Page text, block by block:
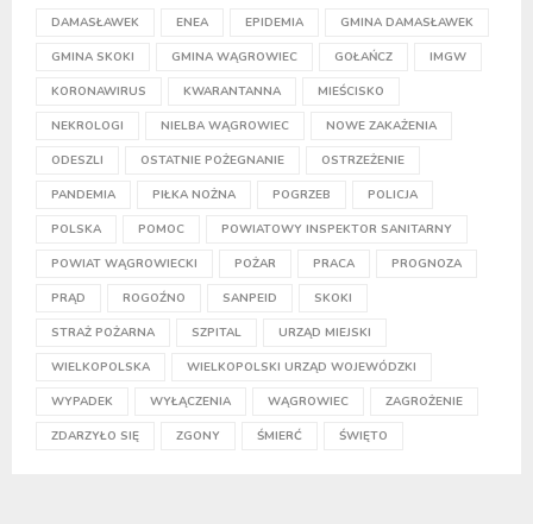
DAMASŁAWEK ENEA EPIDEMIA GMINA DAMASŁAWEK
GMINA SKOKI GMINA WĄGROWIEC GOŁAŃCZ IMGW
KORONAWIRUS KWARANTANNA MIEŚCISKO
NEKROLOGI NIELBA WĄGROWIEC NOWE ZAKAŻENIA
ODESZLI OSTATNIE POŻEGNANIE OSTRZEŻENIE
PANDEMIA PIŁKA NOŻNA POGRZEB POLICJA
POLSKA POMOC POWIATOWY INSPEKTOR SANITARNY
POWIAT WĄGROWIECKI POŻAR PRACA PROGNOZA
PRĄD ROGOŹNO SANPEID SKOKI
STRAŻ POŻARNA SZPITAL URZĄD MIEJSKI
WIELKOPOLSKA WIELKOPOLSKI URZĄD WOJEWÓDZKI
WYPADEK WYŁĄCZENIA WĄGROWIEC ZAGROŻENIE
ZDARZYŁO SIĘ ZGONY ŚMIERĆ ŚWIĘTO